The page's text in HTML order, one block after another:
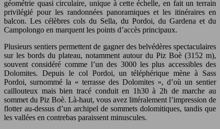
géométrie quasi circulaire, unique à cette échelle, en fait un terrain
privilégié pour les randonnées panoramiques et les itinéraires en
balcon. Les célèbres cols du Sella, du Pordoi, du Gardena et du
Campolongo en marquent les points d’accès principaux.
Plusieurs sentiers permettent de gagner des belvédères spectaculaires
sur les bords du plateau, notamment autour du Piz Boè (3152 m),
souvent considéré comme l’un des 3000 les plus accessibles des
Dolomites. Depuis le col Pordoi, un téléphérique mène à Sass
Pordoi, surnommé la « terrasse des Dolomites », d’où un sentier
caillouteux mais bien tracé conduit en 1h30 à 2h de marche au
sommet du Piz Boè. Là-haut, vous avez littéralement l’impression de
flotter au-dessus d’un archipel de sommets dolomitiques, tandis que
les vallées en contrebas paraissent minuscules.